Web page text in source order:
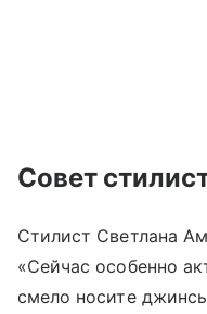
Совет
Стилист Светлана
«Сейчас особенно
смело носите